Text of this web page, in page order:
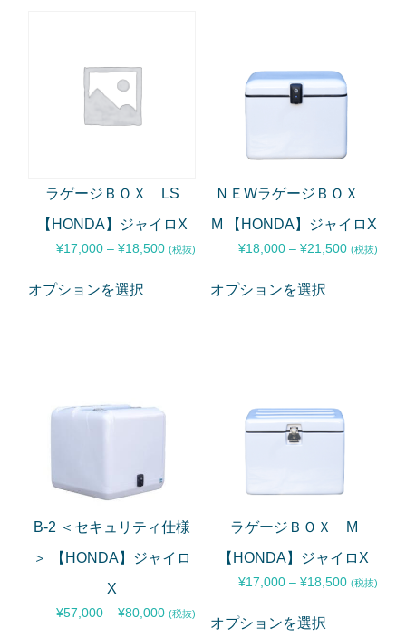
ラゲージＢＯＸ LS
【HONDA】ジャイロX
¥17,000 –¥18,500 (税抜)
オプションを選択
ＮＥWラゲージＢＯＸ
M 【HONDA】ジャイロX
¥18,000 – ¥21,500 (税抜)
オプションを選択
B-2 ＜セキュリティ仕様
＞ 【HONDA】ジャイロ
X
¥57,000 –¥80,000 (税抜)
ラゲージＢＯＸ M
【HONDA】ジャイロX
¥17,000 – ¥18,500 (税抜)
オプションを選択